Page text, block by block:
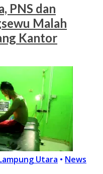
PNS dan
Malah
Kantor
Utara • News